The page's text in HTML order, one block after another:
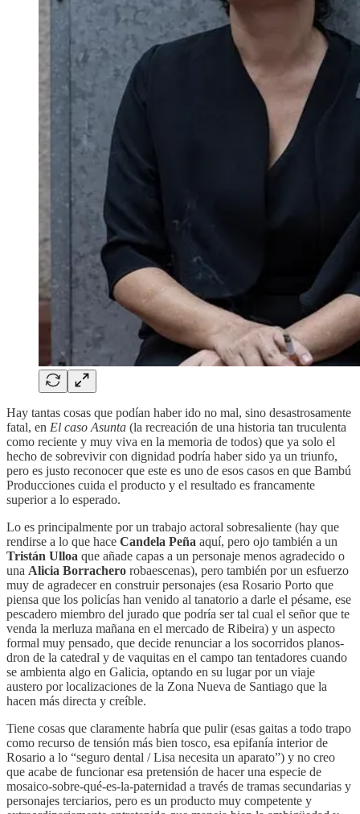
Hay tantas cosas que podían haber ido no mal, sino desastrosamente
fatal, en El caso Asunta (la recreación de una historia tan truculenta
como reciente y muy viva en la memoria de todos) que ya solo el
hecho de sobrevivir con dignidad podría haber sido ya un triunfo,
pero es justo reconocer que este es uno de esos casos en que Bambú
Producciones cuida el producto y el resultado es francamente
superior a lo esperado.
Lo es principalmente por un trabajo actoral sobresaliente (hay que
rendirse a lo que hace Candela Peña aquí, pero ojo también a un
Tristán Ulloa que añade capas a un personaje menos agradecido o
una Alicia Borrachero robaescenas), pero también por un esfuerzo
muy de agradecer en construir personajes (esa Rosario Porto que
piensa que los policías han venido al tanatorio a darle el pésame, ese
pescadero miembro del jurado que podría ser tal cual el señor que te
venda la merluza mañana en el mercado de Ribeira) y un aspecto
formal muy pensado, que decide renunciar a los socorridos planos-
dron de la catedral y de vaquitas en el campo tan tentadores cuando
se ambienta algo en Galicia, optando en su lugar por un viaje
austero por localizaciones de la Zona Nueva de Santiago que la
hacen más directa y creíble.
Tiene cosas que claramente habría que pulir (esas gaitas a todo trapo
como recurso de tensión más bien tosco, esa epifanía interior de
Rosario a lo “seguro dental / Lisa necesita un aparato”) y no creo
que acabe de funcionar esa pretensión de hacer una especie de
mosaico-sobre-qué-es-la-paternidad a través de tramas secundarias y
personajes terciarios, pero es un producto muy competente y